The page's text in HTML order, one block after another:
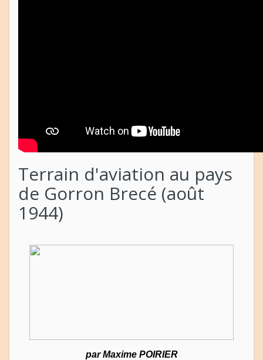
Terrain d'aviation au pays
de Gorron Brecé (août
1944)
par Maxime POIRIER